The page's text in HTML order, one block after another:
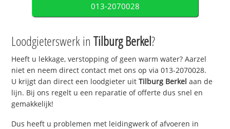
013-2070028
Loodgieterswerk inTilburg Berkel?
Heeft u lekkage, verstopping of geen warm water? Aarzel
niet en neem direct contact met ons op via 013-2070028.
U krijgt dan direct een loodgieter uitTilburg Berkel aan de
lijn. Bij ons regelt u een reparatie of offerte dus snel en
gemakkelijk!
Dus heeft u problemen met leidingwerk of afvoeren in